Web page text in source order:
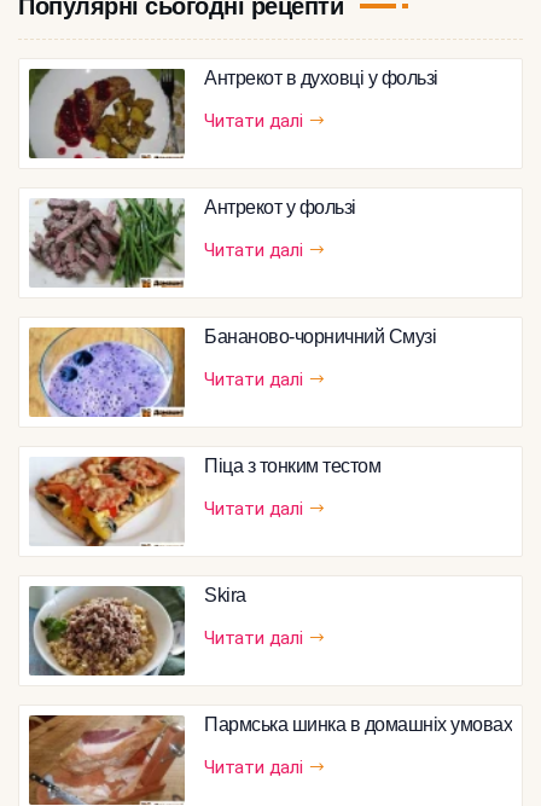
Популярні сьогодні рецепти
Антрекот в духовці у фользі
Читати далі
Антрекот у фользі
Читати далі
Бананово-чорничний Смузі
Читати далі
Піца з тонким тестом
Читати далі
Skira
Читати далі
Пармська шинка в домашніх умовах
Читати далі